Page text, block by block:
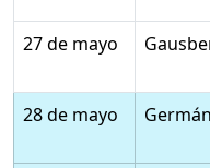
27 de mayo
28 de mayo Germán